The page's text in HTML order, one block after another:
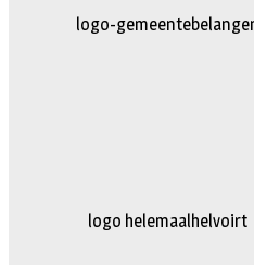
AG-Techniek
logo truckertruck 2023.fw